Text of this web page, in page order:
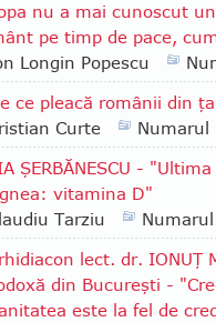
nu a mai cunoscut
pe timp de pace,
Longin Popescu
ce pleacă românii din
Curte
Numarul
ŞERBĂNESCU -
vitamina D"
Tarziu
lect. dr. IONUŢ
din Bucureşti -
este la fel de